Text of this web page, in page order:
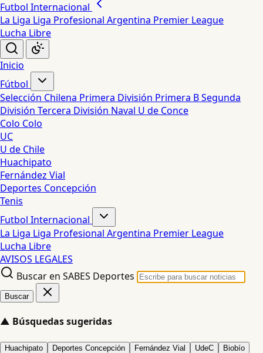
Futbol Internacional
La Liga Liga Profesional Argentina Premier League
Lucha Libre
Inicio
Fútbol
Selección Chilena Primera División Primera BSegunda
División Tercera División Naval U de Conce
Colo Colo
UC
U de Chile
Huachipato
Fernández Vial
Deportes Concepción
Tenis
Futbol Internacional
La Liga Liga Profesional Argentina Premier League
Lucha Libre
AVISOS LEGALES
Buscar en SABES Deportes
Buscar
▲ Búsquedas sugeridas
Huachipato Deportes Concepción Fernández Vial UdeC Biobío